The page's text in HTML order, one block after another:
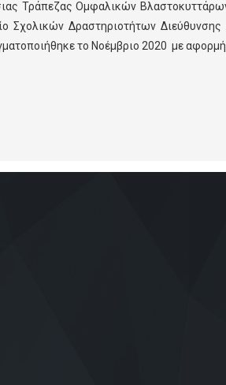
Τράπεζας Ομφαλικών
Δραστηριοτήτων
το Νοέμβριο 2020 με